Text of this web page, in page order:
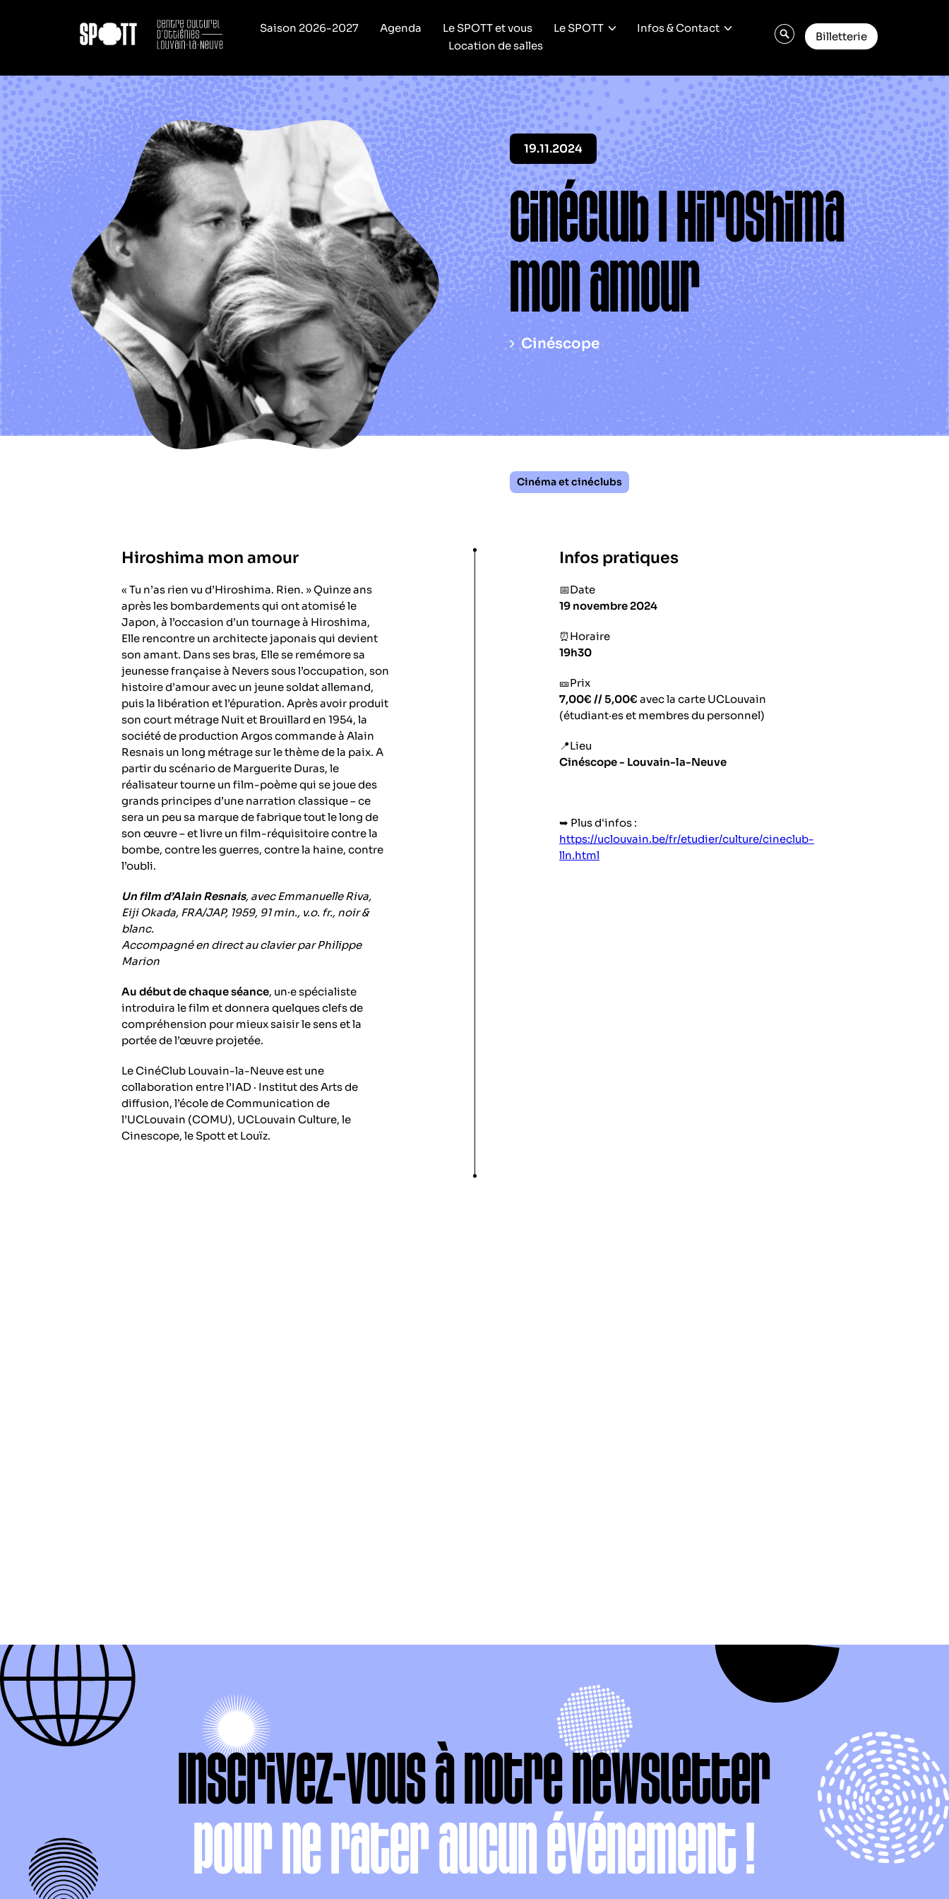
Saison 2026-2027 Agenda Le SPOTT et vous Le SPOTT
Infos & Contact
Location de salles
Billetterie
19.11.2024
CinéClub | Hiroshima
mon amour
Cinéscope
Cinéma et cinéclubs
Hiroshima mon amour
« Tu n’as rien vu d’Hiroshima. Rien. » Quinze ans
après les bombardements qui ont atomisé le
Japon, à l’occasion d’un tournage à Hiroshima,
Elle rencontre un architecte japonais qui devient
son amant. Dans ses bras, Elle se remémore sa
jeunesse française à Nevers sous l’occupation, son
histoire d’amour avec un jeune soldat allemand,
puis la libération et l’épuration. Après avoir produit
son court métrage Nuit et Brouillard en 1954, la
société de production Argos commande à Alain
Resnais un long métrage sur le thème de la paix. A
partir du scénario de Marguerite Duras, le
réalisateur tourne un film-poème qui se joue des
grands principes d’une narration classique – ce
sera un peu sa marque de fabrique tout le long de
son œuvre – et livre un film-réquisitoire contre la
bombe, contre les guerres, contre la haine, contre
l’oubli.
Un film d’Alain Resnais, avec Emmanuelle Riva,
Eiji Okada, FRA/JAP, 1959, 91 min., v.o. fr., noir &
blanc.
Accompagné en direct au clavier par Philippe
Marion
Au début de chaque séance, un·e spécialiste
introduira le film et donnera quelques clefs de
compréhension pour mieux saisir le sens et la
portée de l’œuvre projetée.
Le CinéClub Louvain-la-Neuve est une
collaboration entre l’IAD · Institut des Arts de
diffusion, l’école de Communication de
l’UCLouvain (COMU), UCLouvain Culture, le
Cinescope, le Spott et Louïz.
Infos pratiques
📅Date
19 novembre 2024
⏰Horaire
19h30
🎫Prix
7,00€ // 5,00€ avec la carte UCLouvain
(étudiant·es et membres du personnel)
📍Lieu
Cinéscope - Louvain-la-Neuve
➥ Plus d'infos :
https://uclouvain.be/fr/etudier/culture/cineclub-
lln.html
Inscrivez-vous à notre newsletter
pour ne rater aucun événement !